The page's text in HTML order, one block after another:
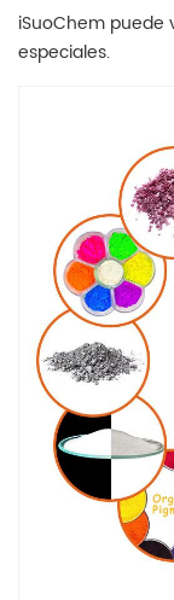
iSuoChem
especiales.